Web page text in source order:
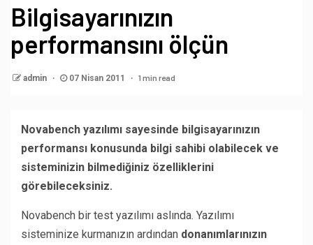
Bilgisayarınızın
performansını ölçün
admin 07 Nisan 2011 1 min read
Novabench yazılımı sayesinde bilgisayarınızın
performansı konusunda bilgi sahibi olabilecek ve
sisteminizin bilmediğiniz özelliklerini
görebileceksiniz.
Novabench bir test yazılımı aslında. Yazılımı
sisteminize kurmanızın ardından donanımlarınızın